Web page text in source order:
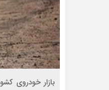
بازار خودروی